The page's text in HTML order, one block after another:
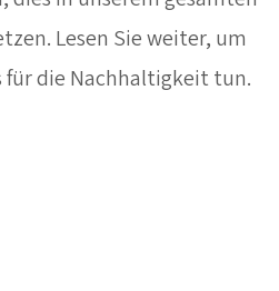
Lesen Sie weiter, um
für die Nachhaltigkeit tun.